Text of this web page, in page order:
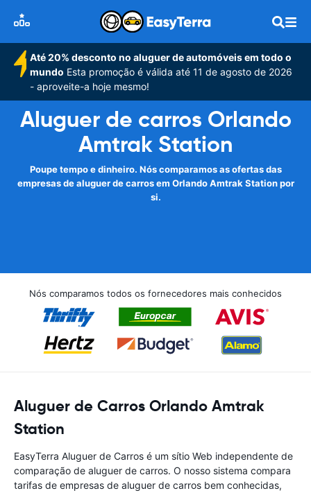
Até 20% desconto no aluguer de automóveis em todo o
mundo Esta promoção é válida até 11 de agosto de 2026
- aproveite-a hoje mesmo!
Aluguer de carros Orlando
Amtrak Station‎
Poupe tempo e dinheiro. Nós comparamos as ofertas das
empresas de aluguer de carros em Orlando Amtrak Station‎ por
si.
Nós comparamos todos os fornecedores mais conhecidos
Aluguer de Carros Orlando Amtrak
Station‎
EasyTerra Aluguer de Carros é um sítio Web independente de
comparação de aluguer de carros. O nosso sistema compara
tarifas de empresas de aluguer de carros bem conhecidas,